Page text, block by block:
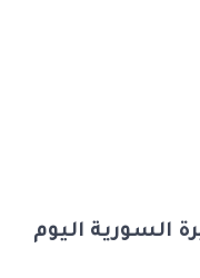
السورية اليوم